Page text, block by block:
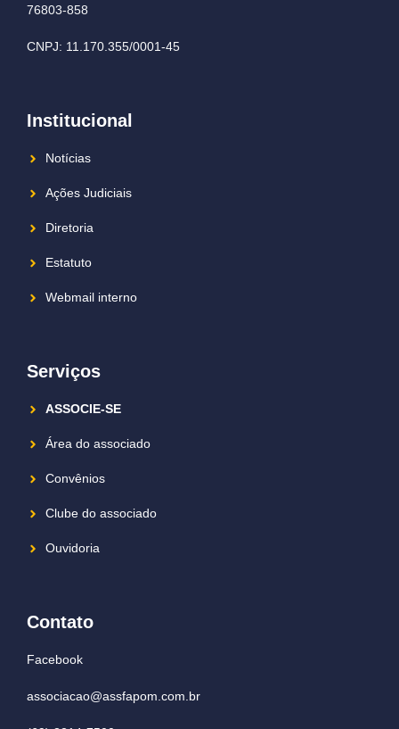
76803-858
CNPJ: 11.170.355/0001-45
Institucional
Notícias
Ações Judiciais
Diretoria
Estatuto
Webmail interno
Serviços
ASSOCIE-SE
Área do associado
Convênios
Clube do associado
Ouvidoria
Contato
Facebook
associacao@assfapom.com.br